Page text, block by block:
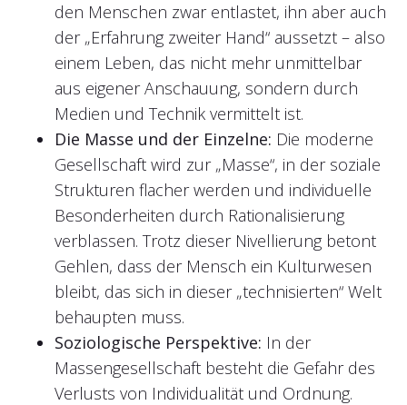
den Menschen zwar entlastet, ihn aber auch
der „Erfahrung zweiter Hand“ aussetzt – also
einem Leben, das nicht mehr unmittelbar
aus eigener Anschauung, sondern durch
Medien und Technik vermittelt ist.
Die Masse und der Einzelne: Die moderne
Gesellschaft wird zur „Masse“, in der soziale
Strukturen flacher werden und individuelle
Besonderheiten durch Rationalisierung
verblassen. Trotz dieser Nivellierung betont
Gehlen, dass der Mensch ein Kulturwesen
bleibt, das sich in dieser „technisierten“ Welt
behaupten muss.
Soziologische Perspektive: In der
Massengesellschaft besteht die Gefahr des
Verlusts von Individualität und Ordnung.